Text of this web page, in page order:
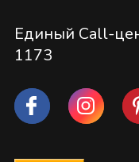
Единый Call-
1173